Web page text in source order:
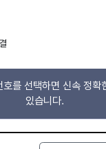
를 선택하면 신속 정확
있습니다.